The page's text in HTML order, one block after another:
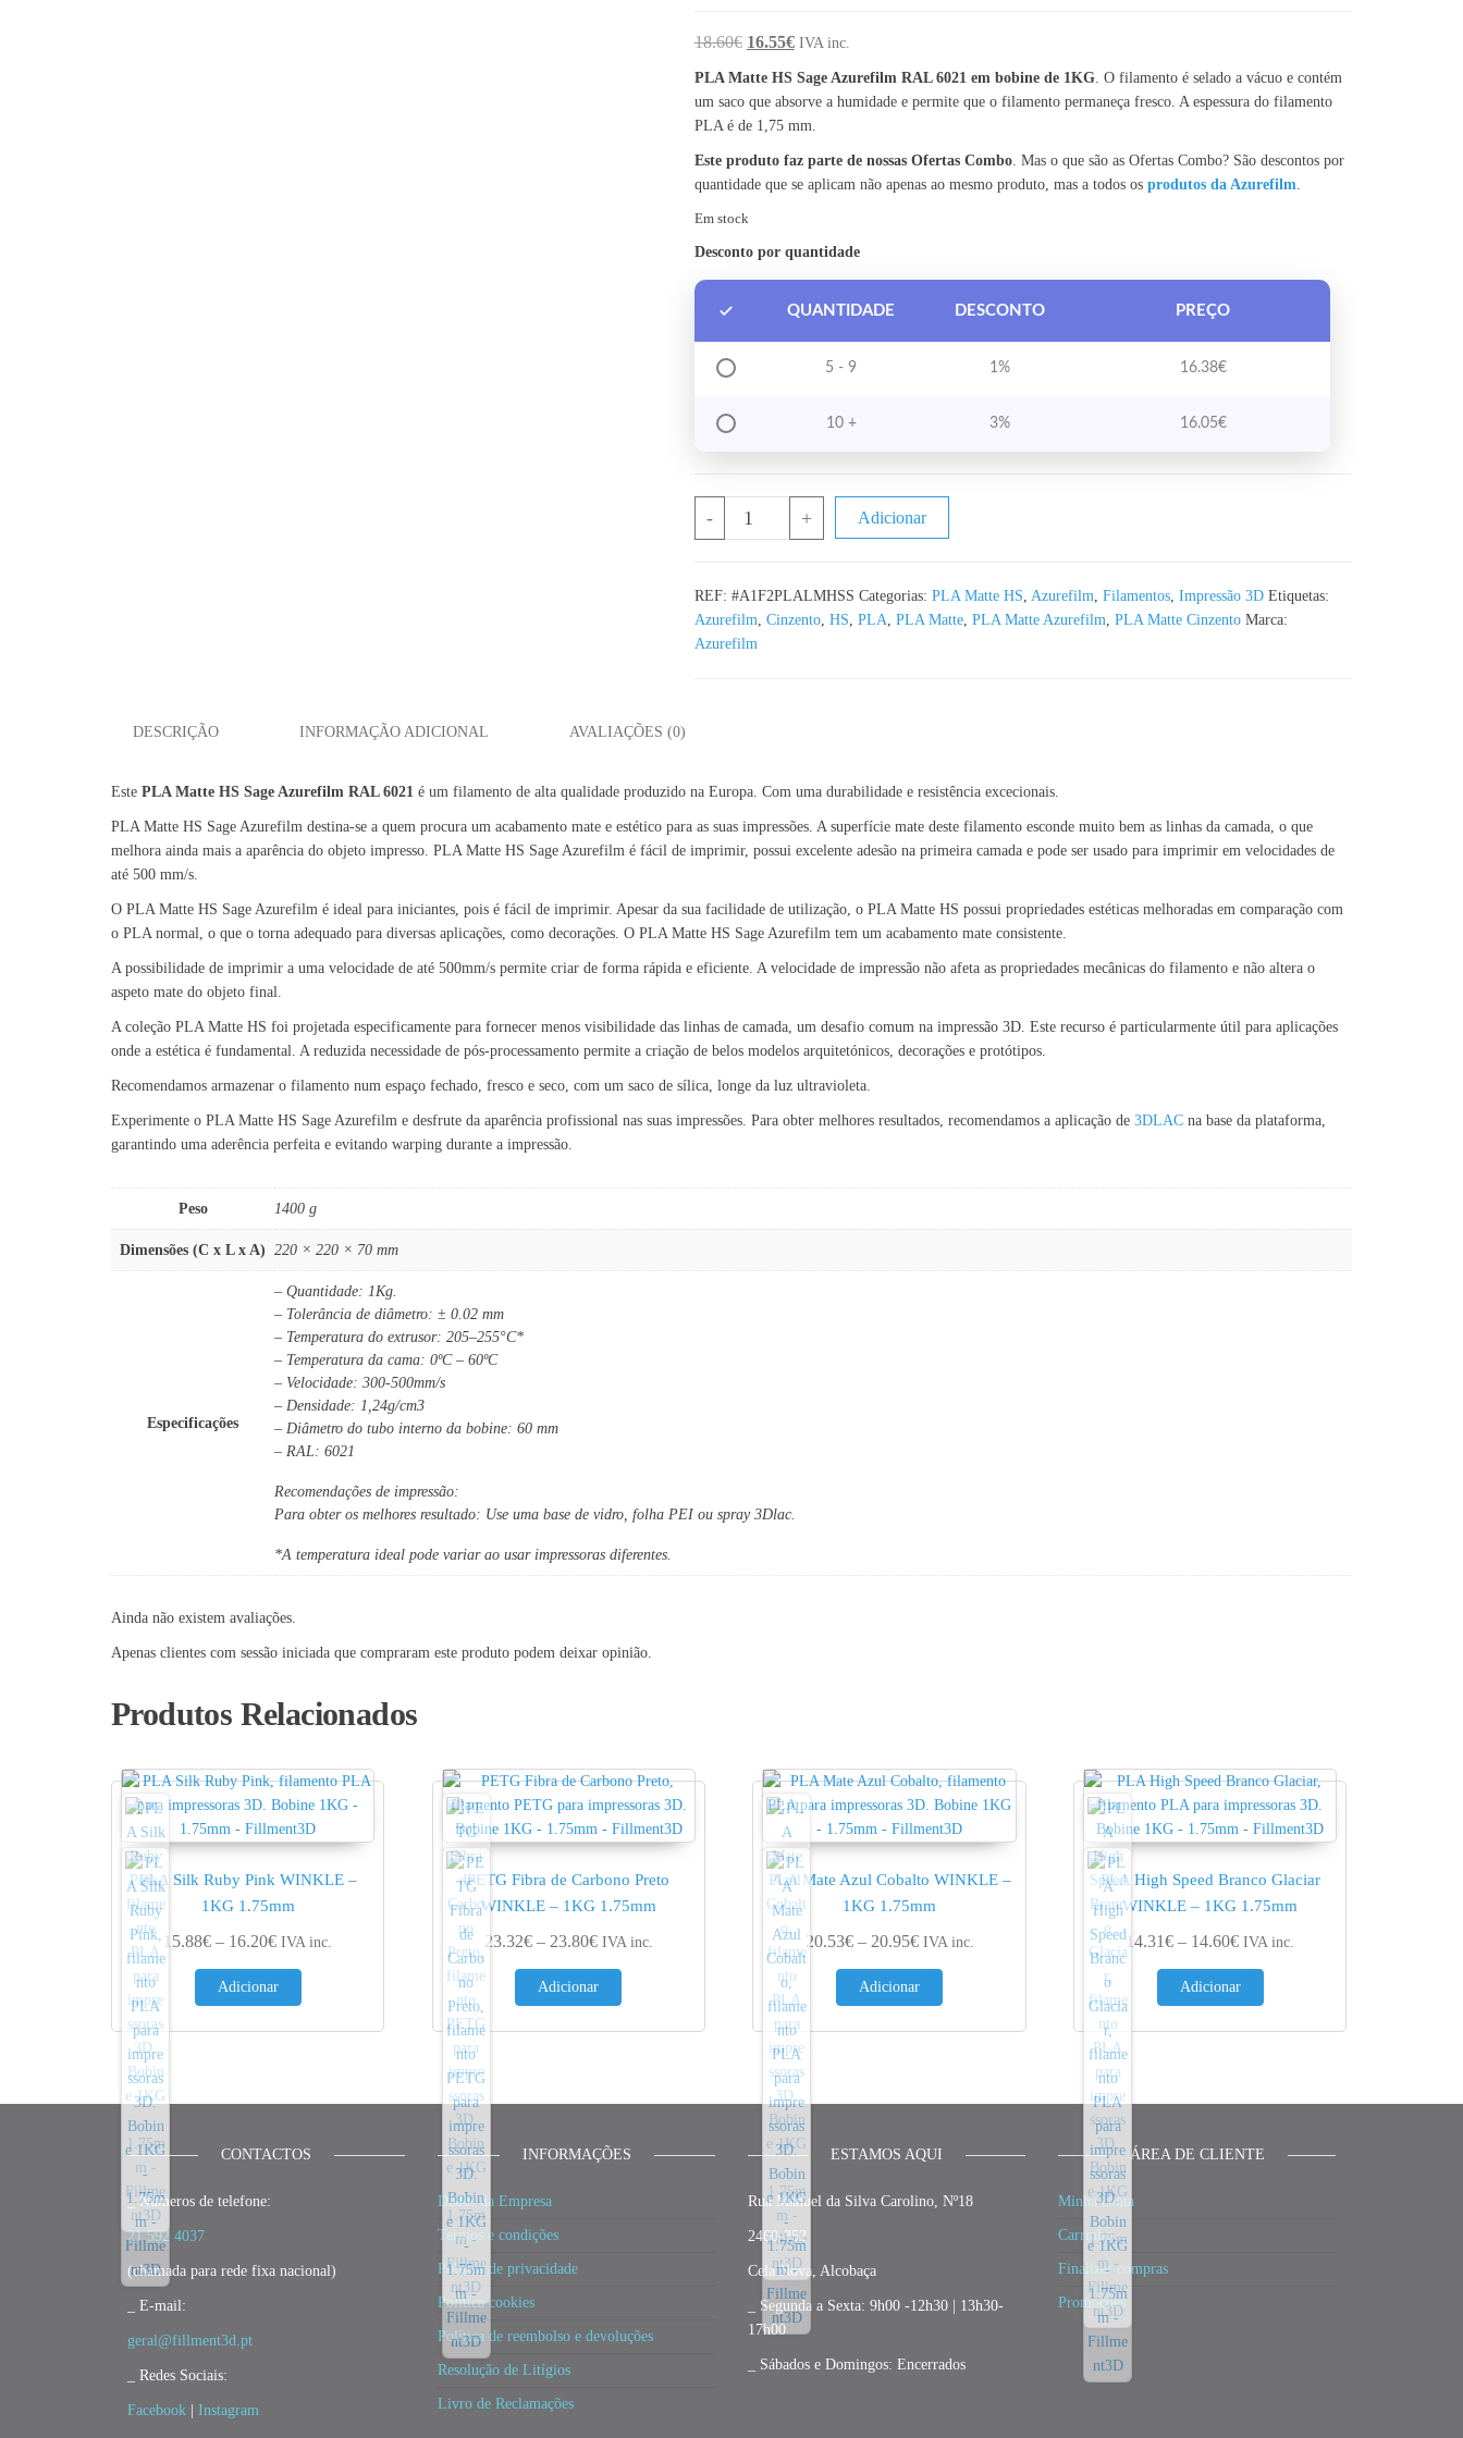
18.60€ O preço original era: 18.60€.
16.55€O preço atual é: 16.55€.
IVA inc.
PLA Matte HS Sage Azurefilm RAL 6021 em bobine de 1KG. O filamento é selado a vácuo e contém
um saco que absorve a humidade e permite que o filamento permaneça fresco. A espessura do filamento
PLA é de 1,75 mm.
Este produto faz parte de nossas Ofertas Combo. Mas o que são as Ofertas Combo? São descontos por
quantidade que se aplicam não apenas ao mesmo produto, mas a todos os produtos da Azurefilm.
Em stock
Desconto por quantidade
QUANTIDADE DESCONTO PREÇO
5 - 9 1% 16.38€
10 + 3% 16.05€
- + Adicionar
REF: #A1F2PLALMHSS Categorias: PLA Matte HS, Azurefilm, Filamentos, Impressão 3D Etiquetas:
Azurefilm, Cinzento, HS, PLA, PLA Matte, PLA Matte Azurefilm, PLA Matte Cinzento Marca:
Azurefilm
DESCRIÇÃO INFORMAÇÃO ADICIONAL AVALIAÇÕES (0)
Este PLA Matte HS Sage Azurefilm RAL 6021 é um filamento de alta qualidade produzido na Europa. Com uma durabilidade e resistência excecionais.
PLA Matte HS Sage Azurefilm destina-se a quem procura um acabamento mate e estético para as suas impressões. A superfície mate deste filamento esconde muito bem as linhas da camada, o que
melhora ainda mais a aparência do objeto impresso. PLA Matte HS Sage Azurefilm é fácil de imprimir, possui excelente adesão na primeira camada e pode ser usado para imprimir em velocidades de
até 500 mm/s.
O PLA Matte HS Sage Azurefilm é ideal para iniciantes, pois é fácil de imprimir. Apesar da sua facilidade de utilização, o PLA Matte HS possui propriedades estéticas melhoradas em comparação com
o PLA normal, o que o torna adequado para diversas aplicações, como decorações. O PLA Matte HS Sage Azurefilm tem um acabamento mate consistente.
A possibilidade de imprimir a uma velocidade de até 500mm/s permite criar de forma rápida e eficiente. A velocidade de impressão não afeta as propriedades mecânicas do filamento e não altera o
aspeto mate do objeto final.
A coleção PLA Matte HS foi projetada especificamente para fornecer menos visibilidade das linhas de camada, um desafio comum na impressão 3D. Este recurso é particularmente útil para aplicações
onde a estética é fundamental. A reduzida necessidade de pós-processamento permite a criação de belos modelos arquitetónicos, decorações e protótipos.
Recomendamos armazenar o filamento num espaço fechado, fresco e seco, com um saco de sílica, longe da luz ultravioleta.
Experimente o PLA Matte HS Sage Azurefilm e desfrute da aparência profissional nas suas impressões. Para obter melhores resultados, recomendamos a aplicação de 3DLAC na base da plataforma,
garantindo uma aderência perfeita e evitando warping durante a impressão.
Peso 1400 g
Dimensões (C x L x A) 220 × 220 × 70 mm
Especificações
– Quantidade: 1Kg.
– Tolerância de diâmetro: ± 0.02 mm
– Temperatura do extrusor: 205–255°C*
– Temperatura da cama: 0ºC – 60ºC
– Velocidade: 300-500mm/s
– Densidade: 1,24g/cm3
– Diâmetro do tubo interno da bobine: 60 mm
– RAL: 6021
Recomendações de impressão:
Para obter os melhores resultado: Use uma base de vidro, folha PEI ou spray 3Dlac.
*A temperatura ideal pode variar ao usar impressoras diferentes.
Ainda não existem avaliações.
Apenas clientes com sessão iniciada que compraram este produto podem deixar opinião.
Produtos Relacionados
PLA Silk Ruby Pink WINKLE –
1KG 1.75mm
15.88€ – 16.20€Price range: 15.88€ through 16.20€
IVA inc.
Adicionar
PETG Fibra de Carbono Preto
WINKLE – 1KG 1.75mm
23.32€ – 23.80€Price range: 23.32€ through 23.80€
IVA inc.
Adicionar
PLA Mate Azul Cobalto WINKLE –
1KG 1.75mm
20.53€ – 20.95€Price range: 20.53€ through 20.95€
IVA inc.
Adicionar
PLA High Speed Branco Glaciar
WINKLE – 1KG 1.75mm
14.31€ – 14.60€Price range: 14.31€ through
IVA inc.
Adicionar
CONTACTOS
_ Números de telefone:
21 592 4037
(chamada para rede fixa nacional)
_ E-mail:
geral@fillment3d.pt
_ Redes Sociais:
Facebook | Instagram
INFORMAÇÕES
Dados da Empresa
Termos e condições
Política de privacidade
Política cookies
Política de reembolso e devoluções
Resolução de Litígios
Livro de Reclamações
ESTAMOS AQUI
Rua Manuel da Silva Carolino, Nº18
2460-352
Cela Nova, Alcobaça
_ Segunda a Sexta: 9h00 -12h30 | 13h30-
17h00
_ Sábados e Domingos: Encerrados
ÁREA DE CLIENTE
Minha conta
Carrinho
Finalizar compras
Promoções